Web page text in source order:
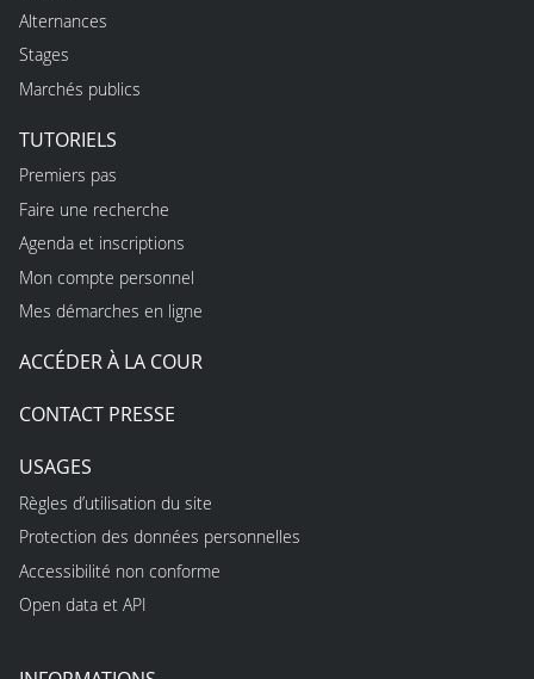
Alternances
Stages
Marchés publics
TUTORIELS
Premiers pas
Faire une recherche
Agenda et inscriptions
Mon compte personnel
Mes démarches en ligne
ACCÉDER À LA COUR
CONTACT PRESSE
USAGES
Règles d’utilisation du site
Protection des données personnelles
Accessibilité non conforme
Open data et API